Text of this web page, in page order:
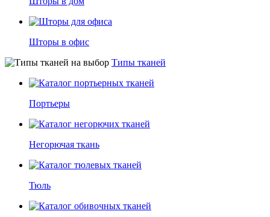
Шторы в офис
Типы тканей
Портьеры
Негорючая ткань
Тюль